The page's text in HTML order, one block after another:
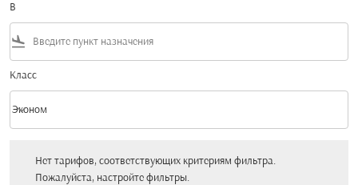
В
flight_land
Класс
Класс option Эконом Selected
Эконом
keyboard_arrow_down
Нет тарифов, соответствующих критериям фильтра.
Пожалуйста, настройте фильтры.